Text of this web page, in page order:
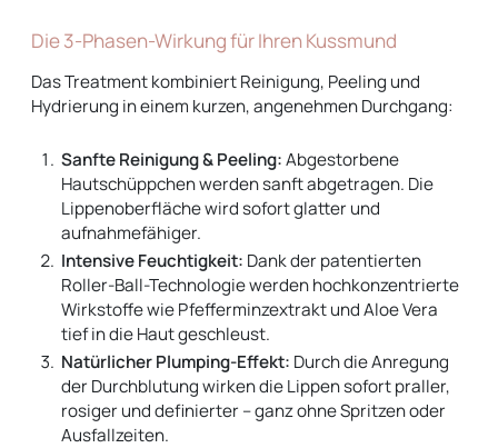
Die 3-Phasen-Wirkung für Ihren Kussmund
Das Treatment kombiniert Reinigung, Peeling und
Hydrierung in einem kurzen, angenehmen Durchgang:
Sanfte Reinigung & Peeling:Abgestorbene
Hautschüppchen werden sanft abgetragen. Die
Lippenoberfläche wird sofort glatter und
aufnahmefähiger.
Intensive Feuchtigkeit: Dank der patentierten
Roller-Ball-Technologie werden hochkonzentrierte
Wirkstoffe wie Pfefferminzextrakt und Aloe Vera
tief in die Haut geschleust.
Natürlicher Plumping-Effekt: Durch die Anregung
der Durchblutung wirken die Lippen sofort praller,
rosiger und definierter – ganz ohne Spritzen oder
Ausfallzeiten.